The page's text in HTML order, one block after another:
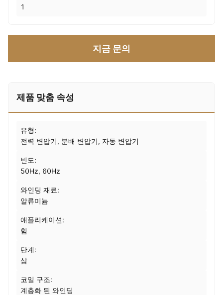
1
지금 문의
제품 맞춤 속성
유형:
전력 변압기, 분배 변압기, 자동 변압기
빈도:
50Hz, 60Hz
와인딩 재료:
알류미늄
애플리케이션:
힘
단계:
삼
코일 구조:
계층화 된 와인딩